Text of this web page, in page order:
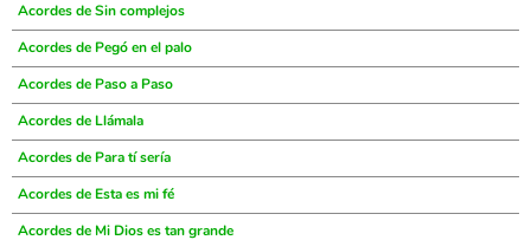
Acordes de Sin complejos
Acordes de Pegó en el palo
Acordes de Paso a Paso
Acordes de Llámala
Acordes de Para tí sería
Acordes de Esta es mi fé
Acordes de Mi Dios es tan grande